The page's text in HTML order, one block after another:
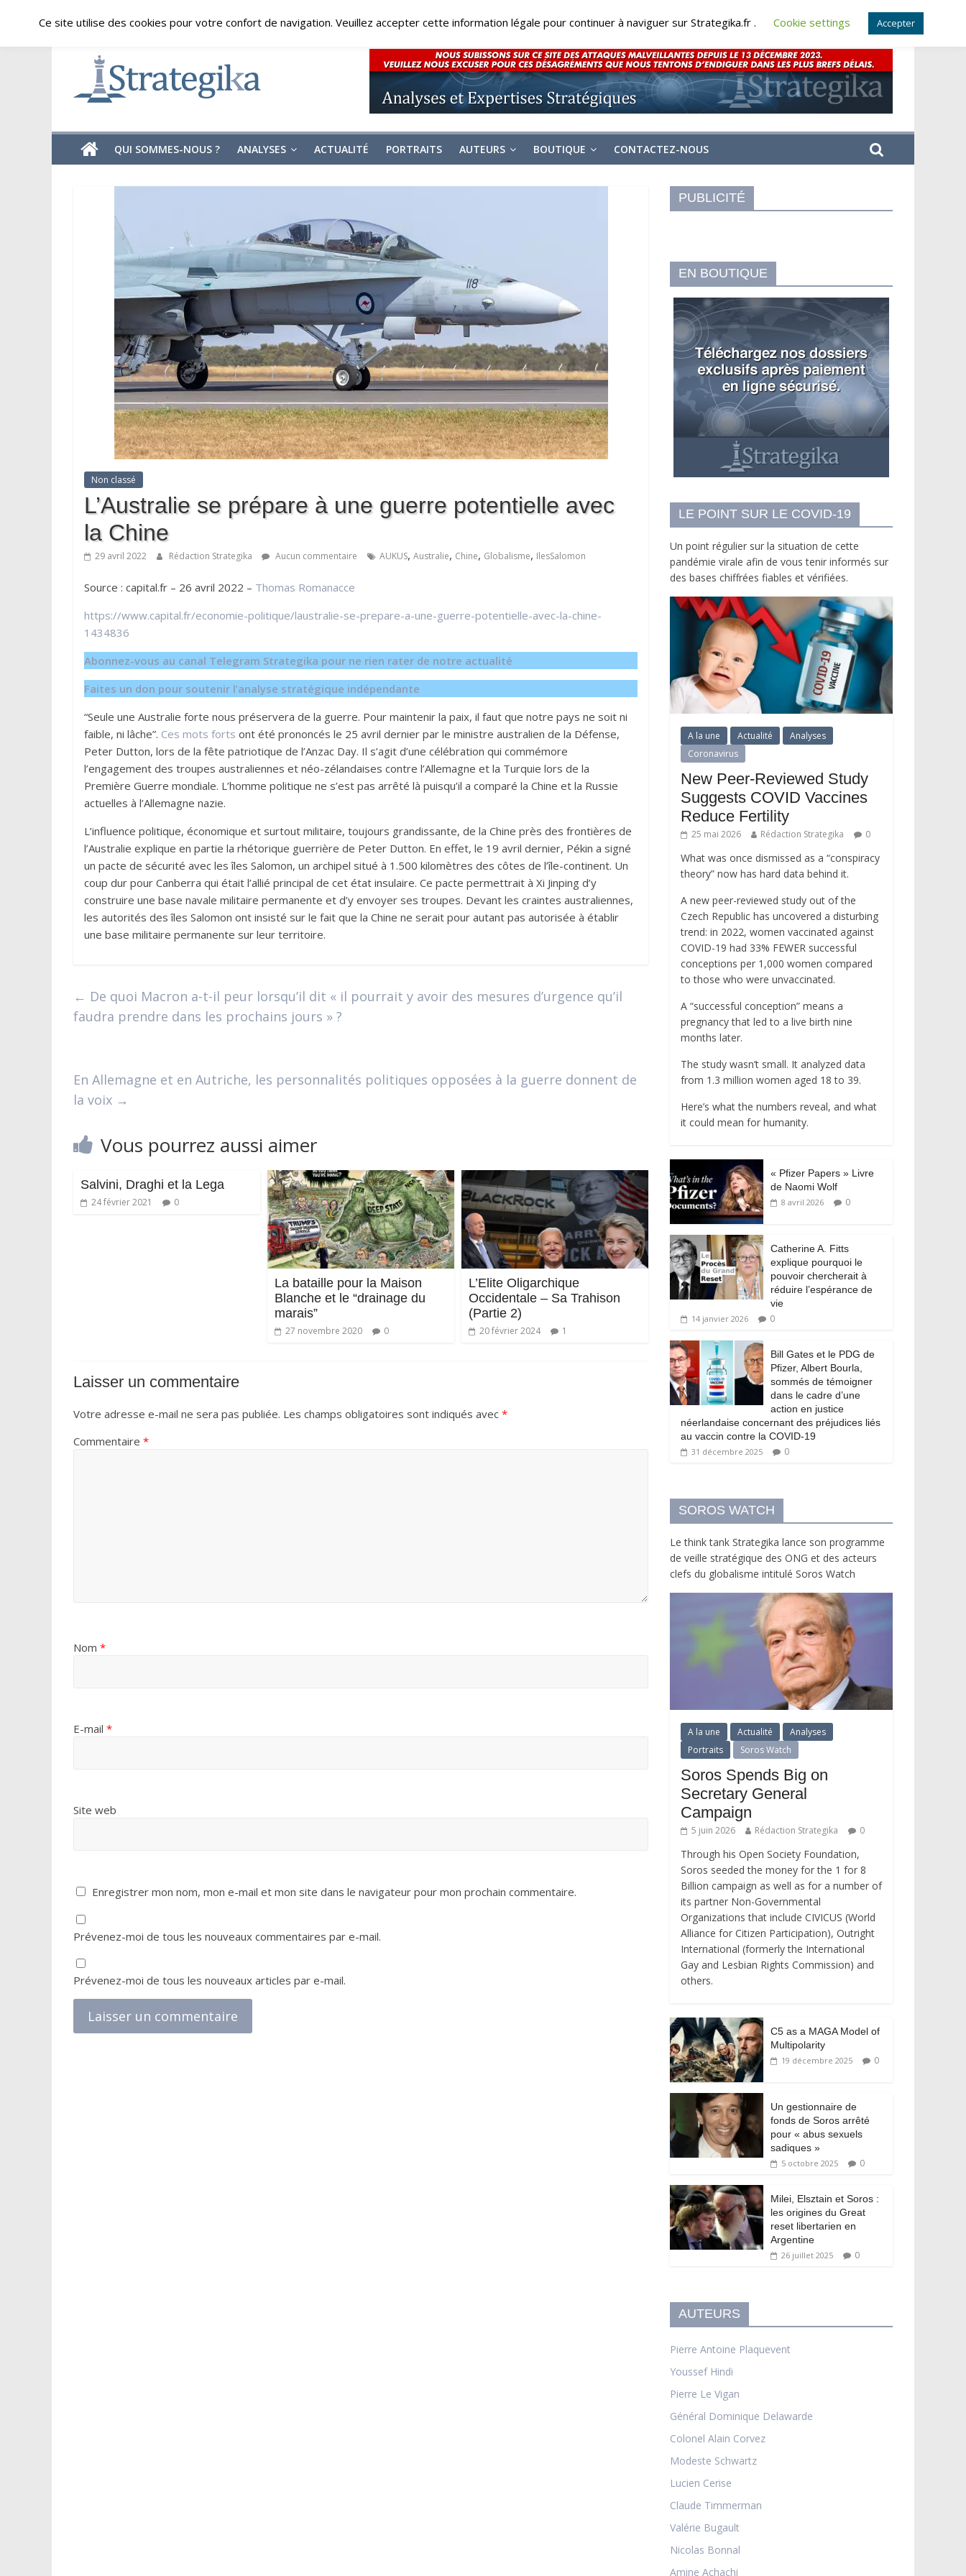
content
vendredi, août 7, 2026
Strategika
Expertise
Analyses
géostratégiques
QUI SOMMES-NOUS ? ANALYSES ACTUALITÉ PORTRAITS AUTEURS BOUTIQUE CONTACTEZ-NOUS
Non classé
L’Australie se prépare à une guerre potentielle avec
la Chine
29 avril 2022 Rédaction Strategika Aucun commentaire AUKUS, Australie, Chine, Globalisme, IlesSalomon
Source : capital.fr – 26 avril 2022 – Thomas Romanacce
https://www.capital.fr/economie-politique/laustralie-se-prepare-a-une-guerre-potentielle-avec-la-chine-
1434836
Abonnez-vous au canal Telegram Strategika pour ne rien rater de notre actualité
Faites un don pour soutenir l’analyse stratégique indépendante
“Seule une Australie forte nous préservera de la guerre. Pour maintenir la paix, il faut que notre pays ne soit ni
faible, ni lâche”. Ces mots forts ont été prononcés le 25 avril dernier par le ministre australien de la Défense,
Peter Dutton, lors de la fête patriotique de l’Anzac Day. Il s’agit d’une célébration qui commémore
l’engagement des troupes australiennes et néo-zélandaises contre l’Allemagne et la Turquie lors de la
Première Guerre mondiale. L’homme politique ne s’est pas arrêté là puisqu’il a comparé la Chine et la Russie
actuelles à l’Allemagne nazie.
L’influence politique, économique et surtout militaire, toujours grandissante, de la Chine près des frontières de
l’Australie explique en partie la rhétorique guerrière de Peter Dutton. En effet, le 19 avril dernier, Pékin a signé
un pacte de sécurité avec les îles Salomon, un archipel situé à 1.500 kilomètres des côtes de l’île-continent. Un
coup dur pour Canberra qui était l’allié principal de cet état insulaire. Ce pacte permettrait à Xi Jinping d’y
construire une base navale militaire permanente et d’y envoyer ses troupes. Devant les craintes australiennes,
les autorités des îles Salomon ont insisté sur le fait que la Chine ne serait pour autant pas autorisée à établir
une base militaire permanente sur leur territoire.
← De quoi Macron a-t-il peur lorsqu’il dit « il pourrait y avoir des mesures d’urgence qu’il
faudra prendre dans les prochains jours » ?
En Allemagne et en Autriche, les personnalités politiques opposées à la guerre donnent de
la voix →
Vous pourrez aussi aimer
Salvini, Draghi et la Lega
24 février 2021 0
La bataille pour la Maison
Blanche et le “drainage du
marais”
27 novembre 2020 0
L’Elite Oligarchique
Occidentale – Sa Trahison
(Partie 2)
20 février 2024 1
Laisser un commentaire
Votre adresse e-mail ne sera pas publiée. Les champs obligatoires sont indiqués avec *
Commentaire *
Nom *
E-mail *
Site web
Enregistrer mon nom, mon e-mail et mon site dans le navigateur pour mon prochain commentaire.
Prévenez-moi de tous les nouveaux commentaires par e-mail.
Prévenez-moi de tous les nouveaux articles par e-mail.
PUBLICITÉ
EN BOUTIQUE
LE POINT SUR LE COVID-19
Un point régulier sur la situation de cette
pandémie virale afin de vous tenir informés sur
des bases chiffrées fiables et vérifiées.
A la une Actualité
Analyses
Coronavirus
New Peer-Reviewed Study
Suggests COVID Vaccines
Reduce Fertility
25 mai 2026 Rédaction Strategika 0
What was once dismissed as a “conspiracy
theory” now has hard data behind it.
A new peer-reviewed study out of the
Czech Republic has uncovered a disturbing
trend: in 2022, women vaccinated against
COVID-19 had 33% FEWER successful
conceptions per 1,000 women compared
to those who were unvaccinated.
A “successful conception” means a
pregnancy that led to a live birth nine
months later.
The study wasn’t small. It analyzed data
from 1.3 million women aged 18 to 39.
Here’s what the numbers reveal, and what
it could mean for humanity.
« Pfizer Papers » Livre
de Naomi Wolf
8 avril 2026 0
Catherine A. Fitts
explique pourquoi le
pouvoir chercherait à
réduire l’espérance de
vie
14 janvier 2026 0
Bill Gates et le PDG de
Pfizer, Albert Bourla,
sommés de témoigner
dans le cadre d’une
action en justice
néerlandaise concernant des préjudices liés
au vaccin contre la COVID-19
31 décembre 2025 0
SOROS WATCH
Le think tank Strategika lance son programme
de veille stratégique des ONG et des acteurs
clefs du globalisme intitulé Soros Watch
A la une Actualité
Analyses
Portraits
Soros Watch
Soros Spends Big on
Secretary General
Campaign
5 juin 2026 Rédaction Strategika 0
Through his Open Society Foundation,
Soros seeded the money for the 1 for 8
Billion campaign as well as for a number of
its partner Non-Governmental
Organizations that include CIVICUS (World
Alliance for Citizen Participation), Outright
International (formerly the International
Gay and Lesbian Rights Commission) and
others.
C5 as a MAGA Model of
Multipolarity
19 décembre 2025 0
Un gestionnaire de
fonds de Soros arrêté
pour « abus sexuels
sadiques »
5 octobre 2025 0
Milei, Elsztain et Soros :
les origines du Great
reset libertarien en
Argentine
26 juillet 2025 0
AUTEURS
Pierre Antoine Plaquevent
Youssef Hindi
Pierre Le Vigan
Général Dominique Delawarde
Colonel Alain Corvez
Modeste Schwartz
Lucien Cerise
Claude Timmerman
Valérie Bugault
Nicolas Bonnal
Amine Achachi
Ce site utilise des cookies pour votre confort de navigation. Veuillez accepter cette information légale pour continuer à naviguer sur Strategika.fr . Cookie settings Accepter